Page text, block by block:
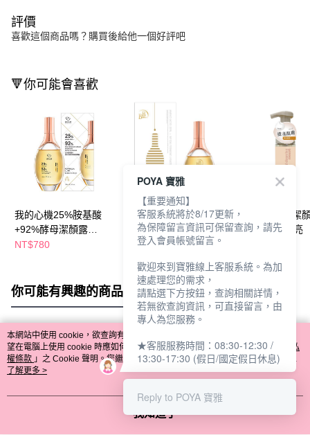
評價
喜歡這個商品嗎？購買後給他一個好評吧
🔻你可能會喜歡
我的心機25%胺基酸
+92%酵母潔顏露
150ml
NT$780
BB25%胺基酸+純98%
酵母淨膚潔顏露150ml
NT$615
KesHo胺基酸潔
150ml-橙花提亮
你可能有興趣的商品 全站排行
熱門標籤
本網站中使用 cookie，欲查詢有關本網站使用 cookie 方式之詳情，及若您不希
望在電腦上使用 cookie 時應如何變更電腦的 cookie 設定，請參閱本網站「
隱私
權條款 」之 Cookie 聲明。您繼續使用本網站即表示您同意本公司得按本網站使
用條款之 Cookie 聲明使用 cookie。
了解更多 >
我知道了
POYA 寶雅
【重要通知】
客服系統將於8/17更新，
為保障留言資訊可保留查詢，請先
登入會員帳號留言。
歡迎來到寶雅線上客服系統。為加
速處理您的需求，
請點選下方按鈕，查詢相關詳情，
若無欲查詢資訊，可直接留言，由
專人為您服務。
★客服服務時間：08:30-12:30 /
13:30-17:30 (假日/國定假日休息)
Reply to POYA 寶雅